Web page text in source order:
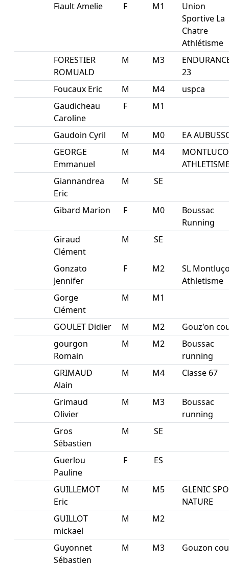
Fiault Amelie
F M1
Union
Sportive La
Chatre
Athlétisme
FORESTIER
ROMUALD
M M3
23
Foucaux Eric
M M4
uspca
Gaudicheau
Caroline
F M1
Gaudoin Cyril M M0
EA
GEORGE
Emmanuel
M M4
Giannandrea
Eric
M SE
Gibard Marion F M0
Boussac
Running
Giraud
Clément
M SE
Gonzato
Jennifer
F M2
SL
Athletisme
Gorge
Clément
M M1
GOULET Didier M M2
Gouz'on
gourgon
Romain
M M2
Boussac
running
GRIMAUD
Alain
M M4 Classe 67
Grimaud
Olivier
M M3
Boussac
running
Gros
Sébastien
M SE
Guerlou
Pauline
F ES
GUILLEMOT
Eric
M M5
GLENIC
NATURE
GUILLOT
mickael
M M2
Guyonnet
Sébastien
M M3 Gouzon